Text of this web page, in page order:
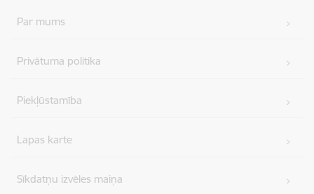
Par mums
Privātuma politika
Piekļūstamība
Lapas karte
Sīkdatņu izvēles maiņa